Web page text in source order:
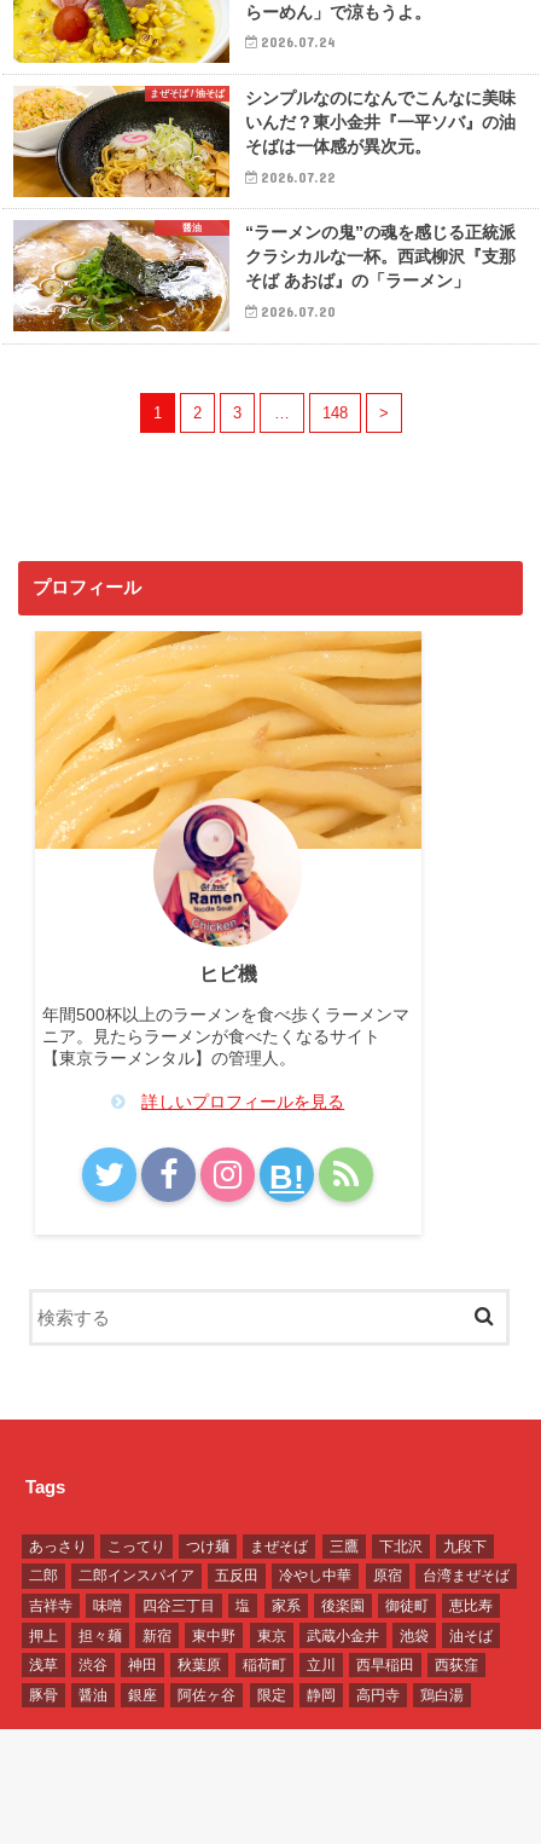
らーめん」で涼もうよ。
2026.07.24
まぜそば / 油そば
シンプルなのになんでこんなに美味
いんだ？東小金井『一平ソバ』の油
そばは一体感が異次元。
2026.07.22
醤油
“ラーメンの鬼”の魂を感じる正統派
クラシカルな一杯。西武柳沢『支那
そば あおば』の「ラーメン」
2026.07.20
1 2 3 148 >
プロフィール
ヒビ機
年間500杯以上のラーメンを食べ歩くラーメンマ
ニア。見たらラーメンが食べたくなるサイト
【東京ラーメンタル】の管理人。
詳しいプロフィールを見る
B!
Tags
あっさり こってり つけ麺 まぜそば 三鷹 下北沢
九段下
二郎
二郎インスパイア 五反田 冷やし中華 原宿
台湾まぜそば
吉祥寺
味噌 四谷三丁目 塩 家系 後楽園 御徒町
恵比寿
押上
担々麺 新宿 東中野 東京 武蔵小金井 池袋
油そば
浅草
渋谷 神田 秋葉原 稲荷町 立川 西早稲田
西荻窪
豚骨
醤油 銀座 阿佐ヶ谷 限定 静岡 高円寺 鶏白湯